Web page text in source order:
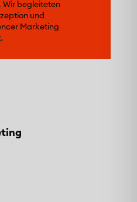
Wir begleiteten
und
Marketing